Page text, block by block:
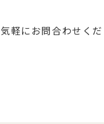
軽にお問合わせくだ